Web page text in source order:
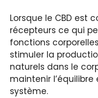
Lorsque le CBD est
récepteurs ce qui
fonctions
stimuler la
naturels dans le
maintenir
système.